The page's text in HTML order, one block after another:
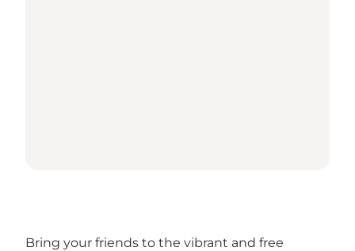
Bring your friends to the vibrant and free